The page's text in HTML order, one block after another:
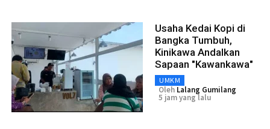
Usaha Kedai Kopi di
Bangka Tumbuh,
Kinikawa Andalkan
Sapaan "Kawankawa"
UMKM
Oleh Lalang Gumilang
5 jam yang lalu